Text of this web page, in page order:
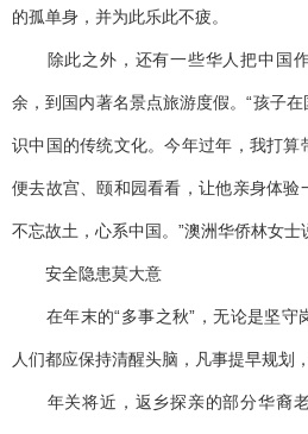
的孤单身，并为此乐此不疲。
除此之外，还有一些华人把中国作
余，到国内著名景点旅游度假。“孩子
识中国的传统文化。今年过年，我打
便去故宫、颐和园看看，让他亲身体
不忘故土，心系中国。”澳洲华侨林女士
安全隐患莫大意
在年末的“多事之秋”，无论是坚守
人们都应保持清醒头脑，凡事提早规划
年关将近，返乡探亲的部分华裔老